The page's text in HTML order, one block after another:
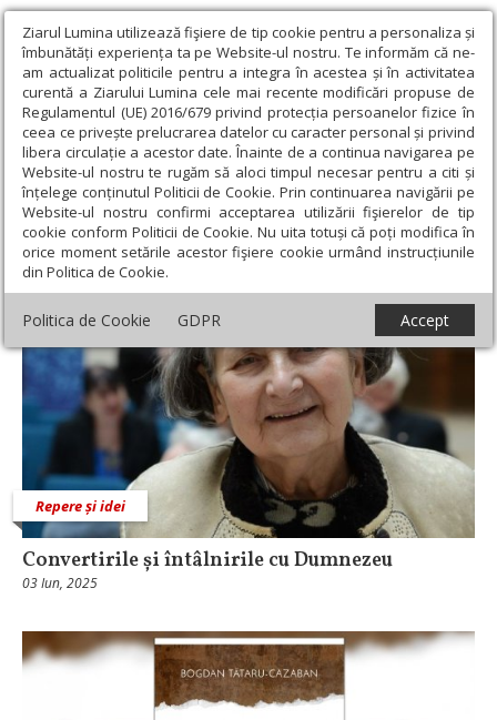
Ziarul Lumina utilizează fişiere de tip cookie pentru a personaliza și
îmbunătăți experiența ta pe Website-ul nostru. Te informăm că ne-
am actualizat politicile pentru a integra în acestea și în activitatea
curentă a Ziarului Lumina cele mai recente modificări propuse de
Regulamentul (UE) 2016/679 privind protecția persoanelor fizice în
ceea ce privește prelucrarea datelor cu caracter personal și privind
libera circulație a acestor date. Înainte de a continua navigarea pe
Website-ul nostru te rugăm să aloci timpul necesar pentru a citi și
înțelege conținutul Politicii de Cookie. Prin continuarea navigării pe
Website-ul nostru confirmi acceptarea utilizării fişierelor de tip
cookie conform Politicii de Cookie. Nu uita totuși că poți modifica în
orice moment setările acestor fişiere cookie urmând instrucțiunile
din Politica de Cookie.
Politica de Cookie GDPR Accept
Ziarul Lumina › † Timotei Prahoveanul, Episcop-vicar Al
Arhiepiscopiei Bucureştilor
PS Timotei Prahoveanul
Repere și idei
Convertirile și întâlnirile cu Dumnezeu
03 Iun, 2025